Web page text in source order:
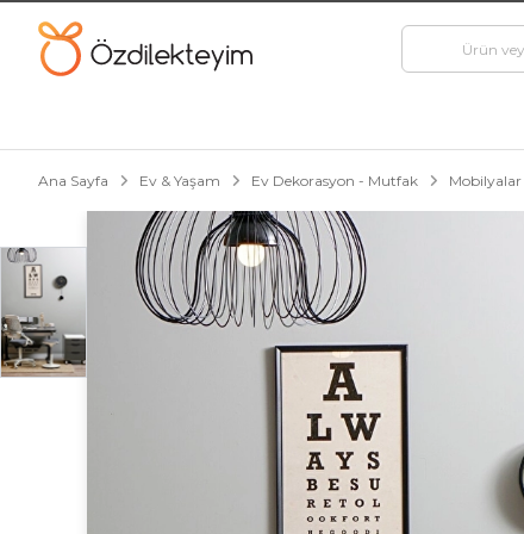
Ana Sayfa Ev & Yaşam Ev Dekorasyon - Mutfak Mobilyalar